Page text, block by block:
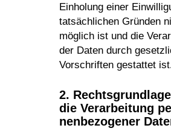
Einho­lung einer
tatsäch­li­chen Gründen
möglich ist und die
der Daten durch
Vorschriften gestattet
2.
die Verar­bei­tung
nen­be­zo­gener